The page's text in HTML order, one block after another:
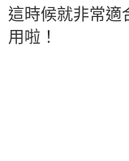
這時候就非常適
用啦！